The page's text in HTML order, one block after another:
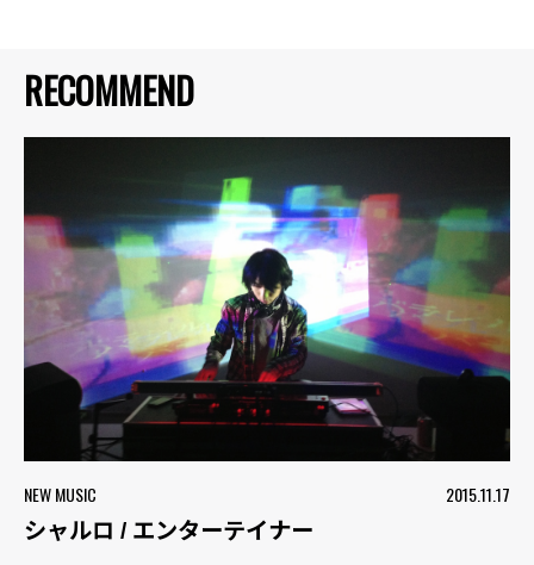
RECOMMEND
NEW MUSIC
2015.11.17
シャルロ / エンターテイナー